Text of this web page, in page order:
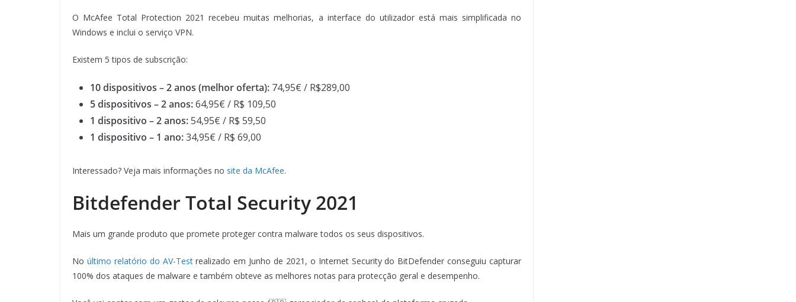
O McAfee Total Protection 2021 recebeu muitas melhorias, a interface do utilizador está mais simplificada no
Windows e inclui o serviço VPN.
Existem 5 tipos de subscrição:
10 dispositivos – 2 anos (melhor oferta): 74,95€ / R$289,00
5 dispositivos – 2 anos:64,95€ / R$ 109,50
1 dispositivo – 2 anos:54,95€ / R$ 59,50
1 dispositivo – 1 ano:34,95€ / R$ 69,00
Interessado? Veja mais informações no site da McAfee.
Bitdefender Total Security 2021
Mais um grande produto que promete proteger contra malware todos os seus dispositivos.
No último relatório do AV-Testrealizado em Junho de 2021, o Internet Security do BitDefender conseguiu capturar
100% dos ataques de malware e também obteve as melhores notas para protecção geral e desempenho.